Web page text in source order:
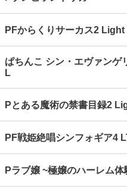
PFからくりサーカス2 Light
ぱちんこ シン・エヴァンゲ
L
Pとある魔術の禁書目録2
PF戦姫絶唱シンフォギア4
Pラブ嬢 ~極嬢のハーレム